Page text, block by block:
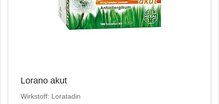
Lorano akut
Wirkstoff: Loratadin